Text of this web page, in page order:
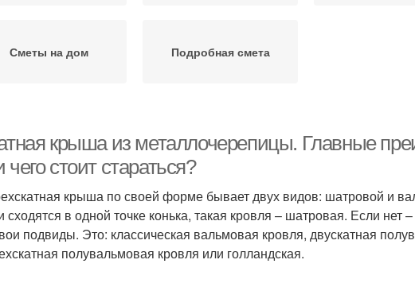
Сметы на дом Подробная смета
крыша из металлочерепицы. Главные
чего стоит стараться?
крыша по своей форме бывает двух видов: шатровой и
сходятся в одной точке конька, такая кровля – шатровая. Если нет
подвиды. Это: классическая вальмовая кровля, двускатная
полувальмовая кровля или голландская.